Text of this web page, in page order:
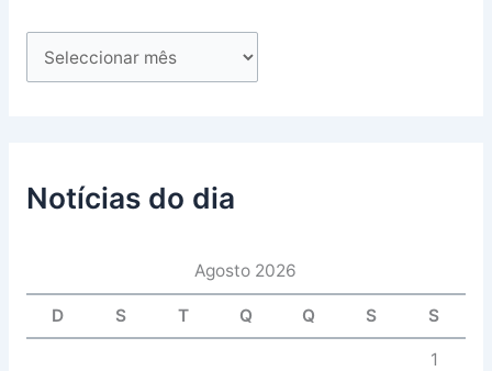
Notícias do dia
Agosto 2026
D S T Q Q S S
1